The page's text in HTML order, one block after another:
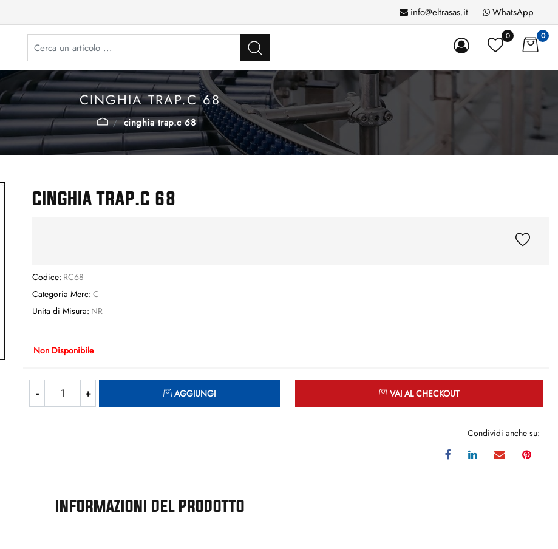
info@eltrasas.it WhatsApp
0 0
CINGHIA TRAP.C 68
cinghia trap.c 68
CINGHIA TRAP.C 68
Codice: RC68
Categoria Merc: C
Unita di Misura: NR
Non Disponibile
AGGIUNGI VAI AL CHECKOUT
Condividi anche su:
INFORMAZIONI DEL PRODOTTO